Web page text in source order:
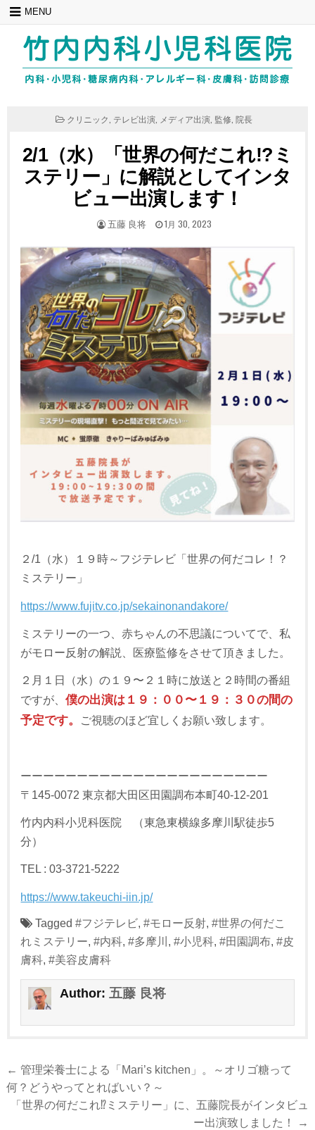
Skip
content
MENU
POSTED
クリニック, テレビ出演, メディア出演, 監修, 院長
2/1（水）「世界の何だこれ!?ミ
ステリー」に解説としてインタ
ビュー出演します！
POSTED
五藤 良将
POSTED
1月 30, 2023
２/1（水）１９時～フジテレビ「世界の何だコレ！？
ミステリー」
https://www.fujitv.co.jp/sekainonandakore/
ミステリーの一つ、赤ちゃんの不思議についてで、私
がモロー反射の解説、医療監修をさせて頂きました。
２月１日（水）の１９〜２１時に放送と２時間の番組
ですが、僕の出演は１９：００〜１９：３０の間の
予定です。
ご視聴のほど宜しくお願い致します。
ーーーーーーーーーーーーーーーーーーーーーー
〒145-0072 東京都大田区田園調布本町40-12-201
竹内内科小児科医院 （東急東横線多摩川駅徒歩5
分）
TEL : 03-3721-5222
https://www.takeuchi-iin.jp/
Tagged#フジテレビ,#モロー反射,#世界の何だこ
れミステリー,#内科,#多摩川 ,#小児科,#田園調布,#皮
膚科,#美容皮膚科
Author: 五藤 良将
投
稿
ナ
← 管理栄養士による「Mari’s kitchen」。～オリゴ糖って
何？どうやってとればいい？～
「世界の何だこれ⁉︎ミステリー」に、五藤院長がインタビュ
ー出演致しました！ →